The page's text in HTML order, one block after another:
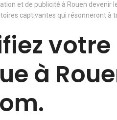
et de publicité à Rouen devenir
captivantes qui résonneront à
à